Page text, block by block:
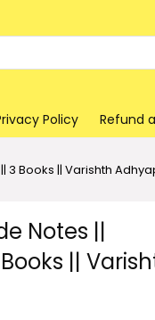
Policy Refund
3 Books || Varishth
Notes ||
||